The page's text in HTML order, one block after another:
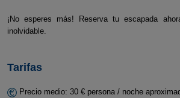
¡No esperes más! Reserva tu escapada
inolvidable.
Tarifas
Precio medio: 30 € persona / noche